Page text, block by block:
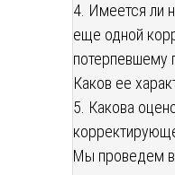
4. Имеется ли
еще одной
потерпевшему
Каков ее
5. Какова
Мы проведем